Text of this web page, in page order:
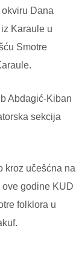
Dana
Karaule u
Smotre
Abdagić-Kiban
sekcija
kroz učešćna na
godine KUD
folklora u